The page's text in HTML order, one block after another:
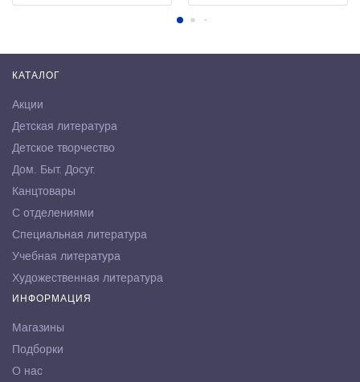
КАТАЛОГ
Акции
Детская литература
Детское творчество
Дом. Быт. Досуг.
Канцтовары
С отделениями
Специальная литература
Учебная литература
Художественная литература
ИНФОРМАЦИЯ
Магазины
Подборки
О нас